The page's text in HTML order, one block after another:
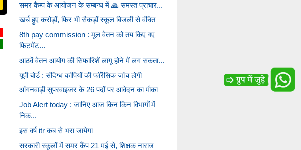
समर कैम्प के आयोजन के सम्बन्ध में 🙏 समस्त प्राचार...
खर्च हुए करोड़ों, फिर भी सैकड़ों स्कूल बिजली से वंचित
8th pay commission : मूल वेतन को तय किए गए
फिटमेंट...
आठवें वेतन आयोग की सिफारिशें लागू होने में लग सकता...
यूपी बोर्ड : संदिग्ध कॉपियों की फॉरेंसिक जांच होगी
आंगनवाड़ी सुपरवाइजर के 26 पदों पर आवेदन का मौका
Job Alert today : जानिए आज किन किन विभागों में
निक...
इस वर्ष itr कब से भरा जायेगा
सरकारी स्कूलों में समर कैंप 21 मई से, शिक्षक नाराज